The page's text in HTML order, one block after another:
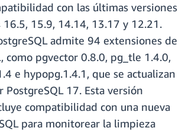
con las últimas versiones
16.5, 15.9, 14.14, 13.17 y 12.21.
admite 94 extensiones de
como pgvector 0.8.0, pg_tle 1.4.0,
e hypopg.1.4.1, que se actualizan
PostgreSQL 17. Esta versión
compatibilidad con una nueva
para monitorear la limpieza